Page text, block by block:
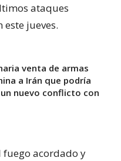
ataques
jueves.
venta de armas
a Irán que podría
nuevo conflicto con
fuego acordado y